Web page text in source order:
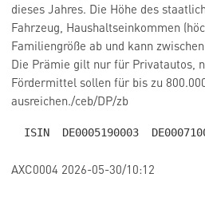
dieses Jahres. Die Höhe des
Fahrzeug, Haushaltseinkommen
Familiengröße ab und kann
Die Prämie gilt nur für Privatautos,
Fördermittel sollen für bis zu
ausreichen./ceb/DP/zb
AXC0004 2026-05-30/10:12